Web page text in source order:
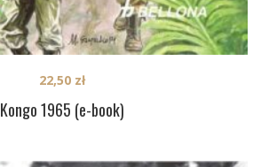
Kongo 1965 (e-book)
22,50 zł